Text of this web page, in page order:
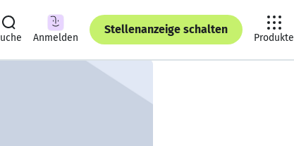
Anmelden
Stellenanzeige schalten
Produkte